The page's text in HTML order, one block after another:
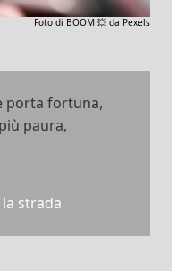
Foto di BOOM 💥 da Pexels
porta fortuna,
paura,
strada